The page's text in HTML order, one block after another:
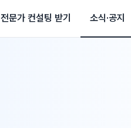
전문가 컨설팅 받기 소식·공지